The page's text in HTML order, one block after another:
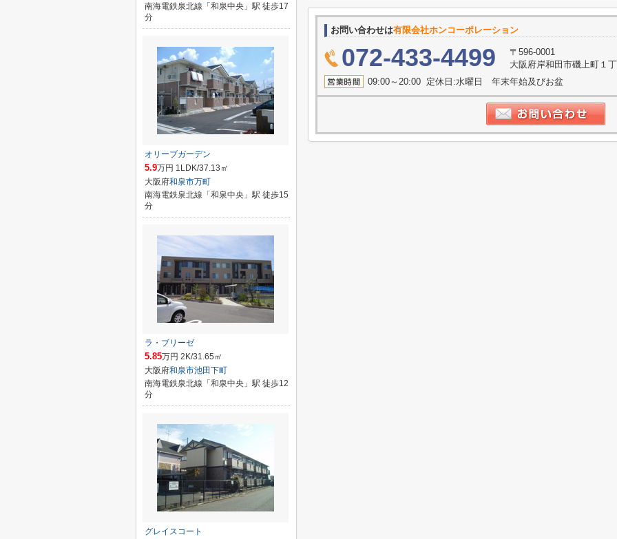
お問い合わせは有限会社ホンコーポレーション
072-433-4499
〒596-0001
大阪府岸和田市磯上町１
09:00～20:00 定休日:水曜日 年末年始及びお盆
南海電鉄泉北線「和泉中央」駅 徒歩17
分
オリーブガーデン
5.9万円 1LDK/37.13㎡
大阪府和泉市万町
南海電鉄泉北線「和泉中央」駅 徒歩15
分
ラ・ブリーゼ
5.85万円 2K/31.65㎡
大阪府和泉市池田下町
南海電鉄泉北線「和泉中央」駅 徒歩12
分
グレイスコート